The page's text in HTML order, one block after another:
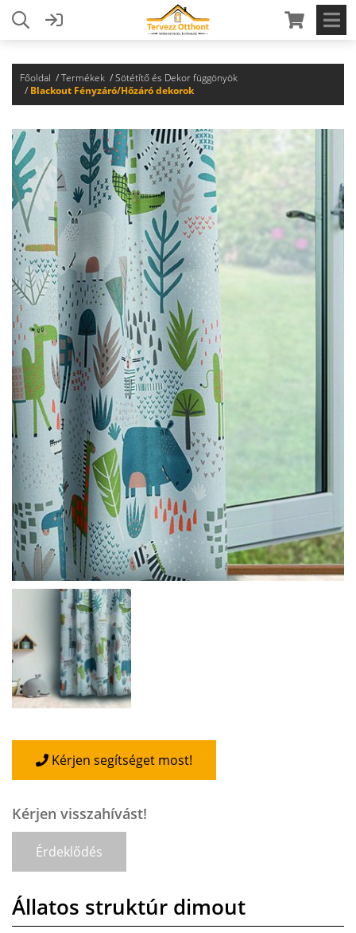
Főoldal Termékek
Sötétítő és Dekor függönyök
Blackout Fényzáró/Hőzáró dekorok
Kérjen segítséget most!
Kérjen visszahívást!
Érdeklődés
Állatos struktúr dimout